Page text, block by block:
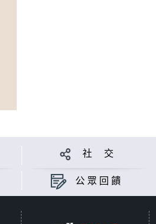
社 交
公眾回饋